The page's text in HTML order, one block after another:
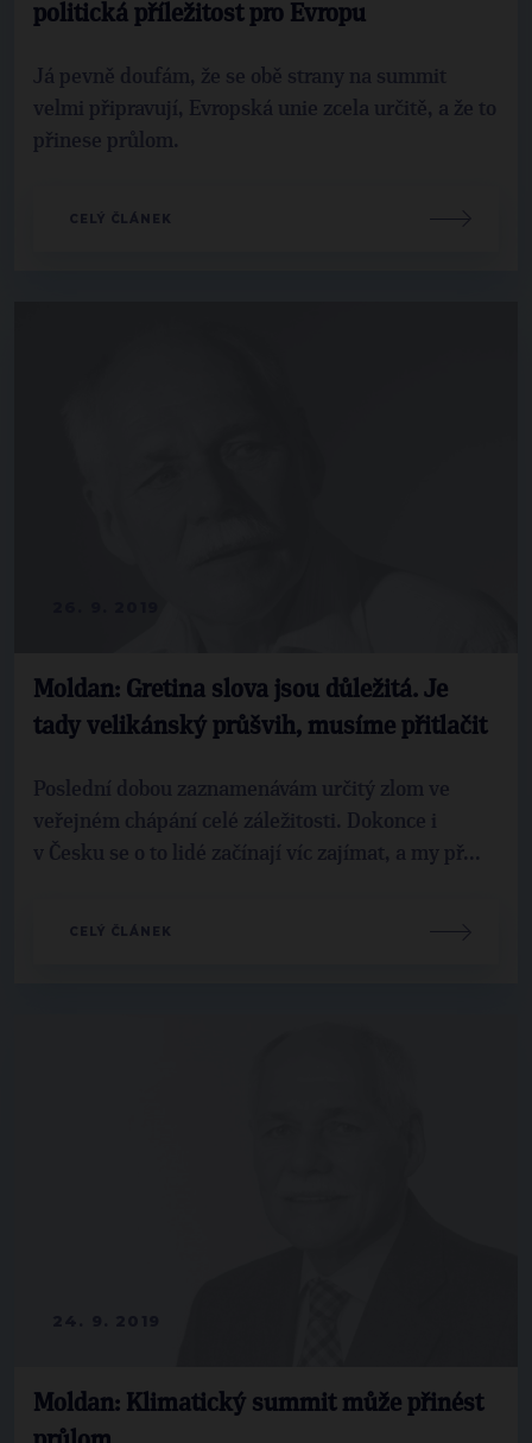
politická příležitost pro Evropu
Já pevně doufám, že se obě strany na summit
velmi připravují, Evropská unie zcela určitě, a že to
přinese průlom.
CELÝ ČLÁNEK
Moldan: Gretina slova jsou důležitá. Je
tady velikánský průšvih, musíme přitlačit
Poslední dobou zaznamenávám určitý zlom ve
veřejném chápání celé záležitosti. Dokonce i
v Česku se o to lidé začínají víc zajímat, a my př...
CELÝ ČLÁNEK
Moldan: Klimatický summit může přinést